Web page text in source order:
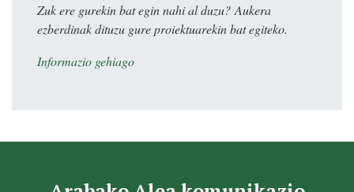
Zuk ere gurekin bat egin nahi al duzu? Aukera
ezberdinak dituzu gure proiektuarekin bat egiteko.
Informazio gehiago